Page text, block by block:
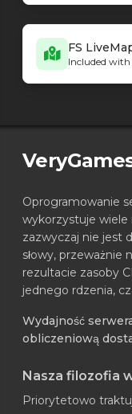
FS
Included
Oprogramowanie
wykorzystuje wiele
zazwyczaj nie jest
słowy, przeważnie
rezultacie zasoby
jednego rdzenia,
Wydajność
obliczeniową
Nasza filozofia
Priorytetowo